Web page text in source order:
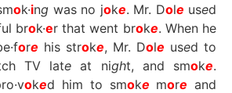
ok·ing was no joke. Mr. Dole used
brok·er that went broke. When he
ore his stroke, Mr. Dole used to
TV late at night, and smoke.
oked him to smoke more and